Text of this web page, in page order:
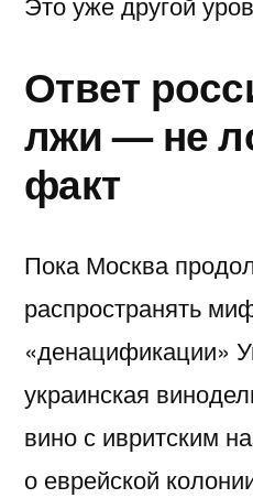
Ответ
лжи — не
факт
Пока Москва
распространять
«денацификации»
украинская
вино с ивритским
о еврейской